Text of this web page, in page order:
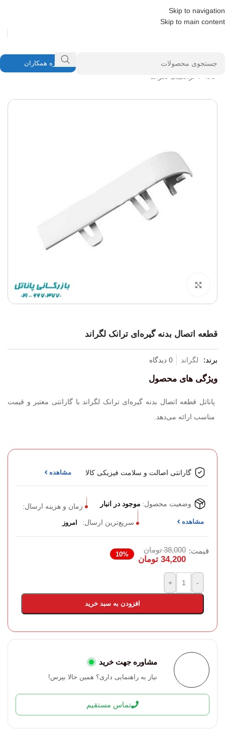
Skip to navigation
Skip to main content
ویژه همکاران
قطعه اتصال بدنه گیره‌ای ترانک لگراند
برند: لگراند 0 دیدگاه
ویژگی های محصول
پاناتل قطعه اتصال بدنه گیره‌ای ترانک لگراند با گارانتی معتبر و قیمت
مناسب ارائه می‌دهد.
گارانتی اصالت و سلامت فیزیکی کالا مشاهده
وضعیت محصول: موجود در انبار زمان و هزینه ارسال:
مشاهده سریع‌ترین ارسال: امروز
قیمت: 38,000 تومان
34,200 تومان
10%
-
+
افزودن به سبد خرید
مشاوره جهت خرید
نیاز به راهنمایی داری؟ همین حالا بپرس!
تماس مستقیم